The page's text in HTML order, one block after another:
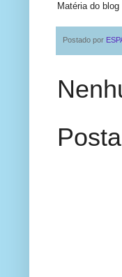
Matéria do
Postado por